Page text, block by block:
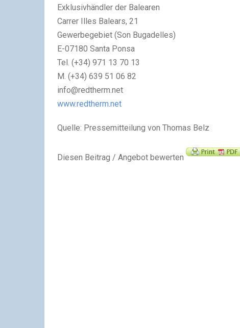
Exklusivhändler der Balearen
Carrer Illes Balears, 21
Gewerbegebiet (Son Bugadelles)
E-07180 Santa Ponsa
Tel. (+34) 971 13 70 13
M. (+34) 639 51 06 82
info@redtherm.net
www.redtherm.net
Quelle: Pressemitteilung von Thomas Belz
Diesen Beitrag / Angebot bewerten